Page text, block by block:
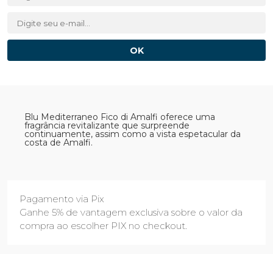
Blu Mediterraneo Fico di Amalfi oferece uma
fragrância revitalizante que surpreende
continuamente, assim como a vista espetacular da
costa de Amalfi.
Pagamento via Pix
Ganhe 5% de vantagem exclusiva sobre o valor da
compra ao escolher PIX no checkout.